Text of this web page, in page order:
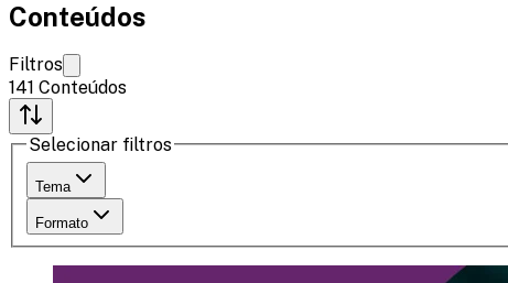
Conteúdos
Filtros
141 Conteúdos
Selecionar filtros
Tema
Formato